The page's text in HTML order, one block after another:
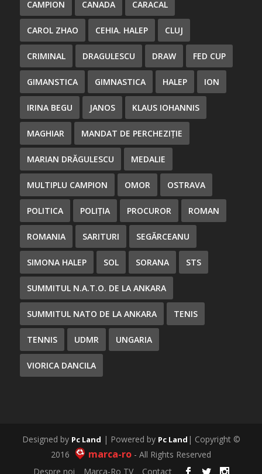
CAMPION CANADA CARACAL
CAROL ZHAO CEHIA. HALEP CLUJ
CRIMINAL DRAGULESCU DRAW FED CUP
GIMANSTICA GIMNASTICA HALEP ION
IRINA BEGU JANOS KLAUS IOHANNIS
MAGHIAR MANDAT DE PERCHEZIȚIE
MARIAN DRĂGULESCU MEDALIE
MULTIPLU CAMPION OMOR OSTRAVA
POLITICA POLIȚIA PROCUROR ROMAN
ROMANIA SARITURI SEGĂRCEANU
SIMONA HALEP SOL SORANA STS
SUMMITUL N.A.T.O. DE LA ANKARA
SUMMITUL NATO DE LA ANKARA TENIS
TENNIS UDMR UNGARIA
VIORICA DANCILA
Designed by Pc Land | Powered by Pc Land | Copyright ©
2016 marca-ro - All Rights Reserved
Despre noi
Marca-Ro TV Contact